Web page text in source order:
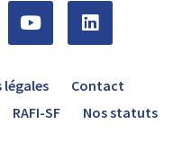
légales
Contact
RAFI-SF Nos statuts